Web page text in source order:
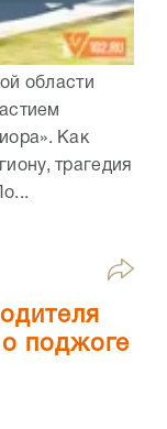
области
Как
трагедия
поджоге